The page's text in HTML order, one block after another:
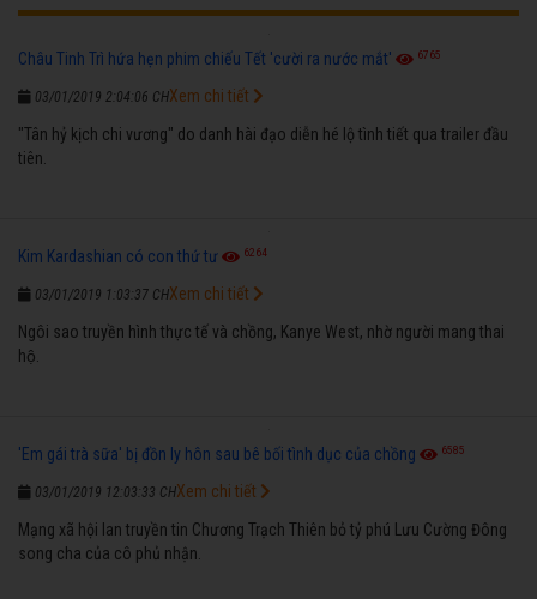
Châu Tinh Trì hứa hẹn phim chiếu Tết 'cười ra nước mắt' 6765
03/01/2019 2:04:06 CH
"Tân hỷ kịch chi vương" do danh hài đạo diễn hé lộ tình tiết qua trailer đầu
tiên.
Xem chi tiết
Kim Kardashian có con thứ tư 6264
03/01/2019 1:03:37 CH
Ngôi sao truyền hình thực tế và chồng, Kanye West, nhờ người mang thai
hộ.
Xem chi tiết
'Em gái trà sữa' bị đồn ly hôn sau bê bối tình dục của chồng 6585
03/01/2019 12:03:33 CH
Mạng xã hội lan truyền tin Chương Trạch Thiên bỏ tỷ phú Lưu Cường Đông
song cha của cô phủ nhận.
Xem chi tiết